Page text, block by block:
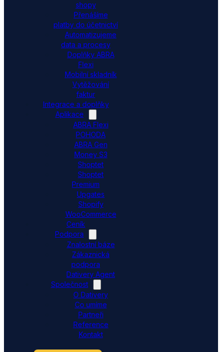
shopy
Přenášíme
platby do účetnictví
Automatizujeme
data a procesy
Doplňky ABRA
Flexi
Mobilní skladník
Vytěžování
faktur
Integrace a doplňky
Aplikace
ABRA Flexi
POHODA
ABRA Gen
Money S3
Shoptet
Shoptet
Premium
Upgates
Shopify
WooCommerce
Ceník
Podpora
Znalostní báze
Zákaznická
podpora
Dativery Agent
Společnost
O Dativery
Co umíme
Partneři
Reference
Kontakt